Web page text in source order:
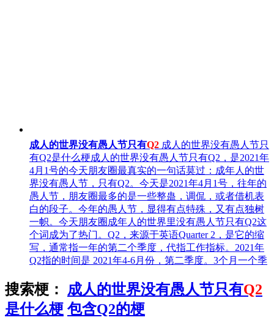
成人的世界没有愚人节只有Q2 成人的世界没有愚人节只
有Q2是什么梗成人的世界没有愚人节只有Q2，是2021年
4月1号的今天朋友圈最真实的一句话莫过：成年人的世
界没有愚人节，只有Q2。今天是2021年4月1号，往年的
愚人节，朋友圈最多的是一些整蛊，调侃，或者借机表
白的段子。今年的愚人节，显得有点特殊，又有点独树
一帜。今天朋友圈成年人的世界里没有愚人节只有Q2这
个词成为了热门。Q2，来源于英语Quarter 2，是它的缩
写，通常指一年的第二个季度，代指工作指标。2021年
Q2指的时间是 2021年4-6月份，第二季度。3个月一个季
搜索梗： 成人的世界没有愚人节只有Q2
是什么梗 包含Q2的梗